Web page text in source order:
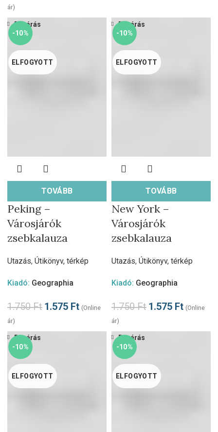
ár)
-10%
ELFOGYOTT
TOVÁBB
Bezárás
Peking –
Városjárók
zsebkalauza
Utazás, Útikönyv, térkép
Kiadó: Geographia
1.750Ft 1.575 Ft (Online
ár)
-10%
ELFOGYOTT
TOVÁBB
Bezárás
New York –
Városjárók
zsebkalauza
Utazás, Útikönyv, térkép
Kiadó: Geographia
1.750Ft 1.575 Ft (Online
ár)
-10%
ELFOGYOTT
Bezárás
-10%
ELFOGYOTT
Bezárás